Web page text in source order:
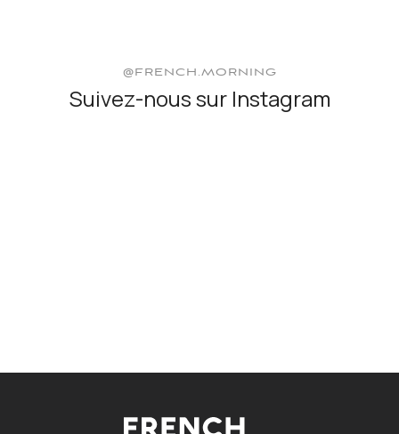
@FRENCH.MORNING
Suivez-nous sur Instagram